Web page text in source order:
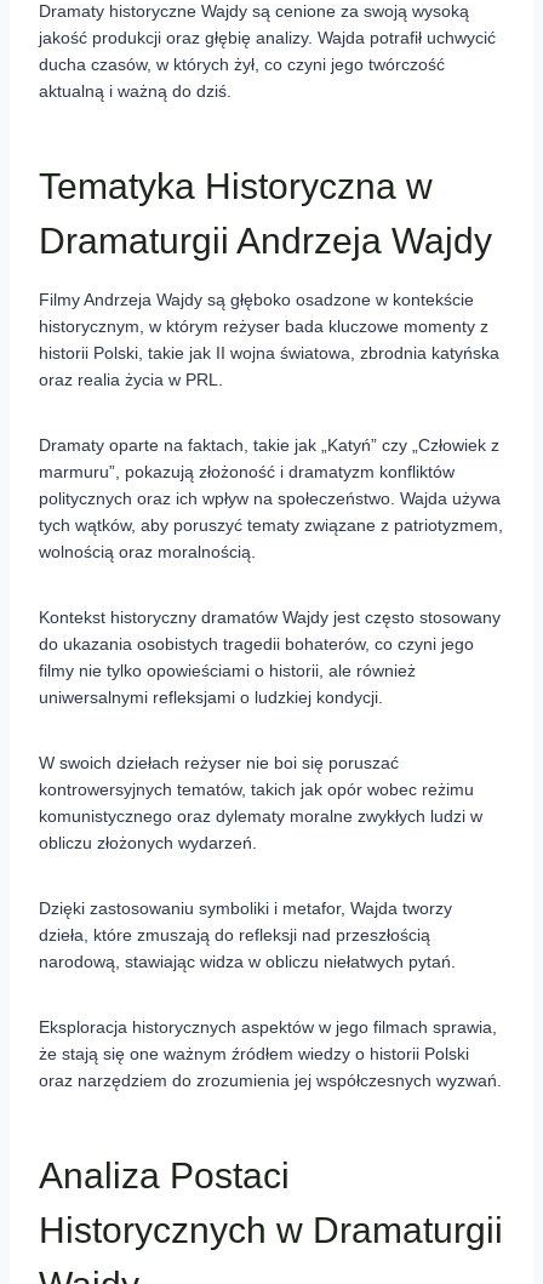
Dramaty historyczne Wajdy są cenione za swoją wysoką
jakość produkcji oraz głębię analizy. Wajda potrafił uchwycić
ducha czasów, w których żył, co czyni jego twórczość
aktualną i ważną do dziś.
Tematyka Historyczna w
Dramaturgii Andrzeja Wajdy
Filmy Andrzeja Wajdy są głęboko osadzone w kontekście
historycznym, w którym reżyser bada kluczowe momenty z
historii Polski, takie jak II wojna światowa, zbrodnia katyńska
oraz realia życia w PRL.
Dramaty oparte na faktach, takie jak „Katyń” czy „Człowiek z
marmuru”, pokazują złożoność i dramatyzm konfliktów
politycznych oraz ich wpływ na społeczeństwo. Wajda używa
tych wątków, aby poruszyć tematy związane z patriotyzmem,
wolnością oraz moralnością.
Kontekst historyczny dramatów Wajdy jest często stosowany
do ukazania osobistych tragedii bohaterów, co czyni jego
filmy nie tylko opowieściami o historii, ale również
uniwersalnymi refleksjami o ludzkiej kondycji.
W swoich dziełach reżyser nie boi się poruszać
kontrowersyjnych tematów, takich jak opór wobec reżimu
komunistycznego oraz dylematy moralne zwykłych ludzi w
obliczu złożonych wydarzeń.
Dzięki zastosowaniu symboliki i metafor, Wajda tworzy
dzieła, które zmuszają do refleksji nad przeszłością
narodową, stawiając widza w obliczu niełatwych pytań.
Eksploracja historycznych aspektów w jego filmach sprawia,
że stają się one ważnym źródłem wiedzy o historii Polski
oraz narzędziem do zrozumienia jej współczesnych wyzwań.
Analiza Postaci
Historycznych w Dramaturgii